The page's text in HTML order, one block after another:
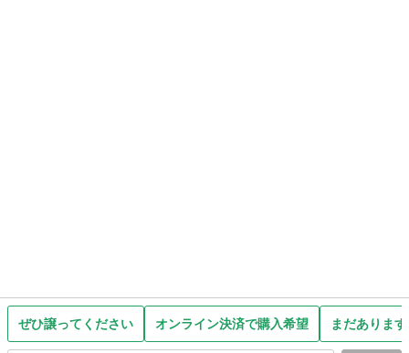
ぜひ譲ってください オンライン決済で購入希望 まだありま